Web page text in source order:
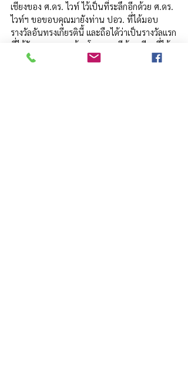
เชียงของ ศ.ดร. ไวท์ ไว้เป็นที่ระลึกอีกด้วย ศ.ดร.
ไวท์ฯ ขอขอบคุณมายังท่าน ปอว. ที่ได้มอบ
รางวัลอันทรงเกียรตินี้ และถือได้ว่าเป็นรางวัลแรก
ที่ได้รับจากผลงานด้านโบราณคดีบ้านเชียงที่ได้
ดำเนินมายาวนาน